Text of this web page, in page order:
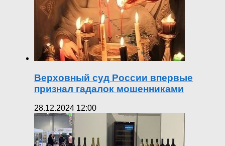
Верховный суд России впервые
признал гадалок мошенниками
28.12.2024 12:00